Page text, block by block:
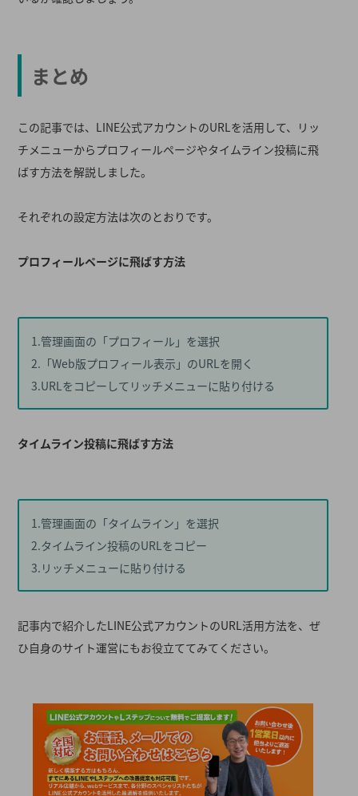
まとめ
この記事では、LINE公式アカウントのURLを活用して、リッ
チメニューからプロフィールページやタイムライン投稿に飛
ばす方法を解説しました。
それぞれの設定方法は次のとおりです。
プロフィールページに飛ばす方法
1.管理画面の「プロフィール」を選択
2.「Web版プロフィール表示」のURLを開く
3.URLをコピーしてリッチメニューに貼り付ける
タイムライン投稿に飛ばす方法
1.管理画面の「タイムライン」を選択
2.タイムライン投稿のURLをコピー
3.リッチメニューに貼り付ける
記事内で紹介したLINE公式アカウントのURL活用方法を、ぜ
ひ自身のサイト運営にもお役立ててみてください。